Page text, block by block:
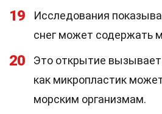
19
Исследования
снег может содержать
20
Это открытие вызывает
как микропластик
морским организмам.